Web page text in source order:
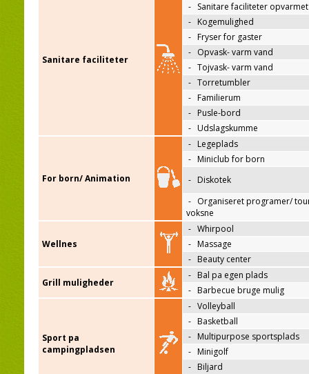
Sanitare faciliteter
- Sanitare faciliteter opvarmet
- Kogemulighed
- Fryser for gaster
- Opvask- varm vand
- Tojvask- varm vand
- Torretumbler
- Familierum
- Pusle-bord
- Udslagskumme
For born/ Animation
- Legeplads
- Miniclub for born
- Diskotek
- Organiseret programer/
voksne
Wellnes
- Whirpool
- Massage
- Beauty center
Grill muligheder
- Bal pa egen plads
- Barbecue bruge mulig
Sport pa
campingpladsen
- Volleyball
- Basketball
- Multipurpose sportsplads
- Minigolf
- Biljard